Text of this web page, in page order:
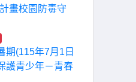
畫校園防毒守
期(115年7月1日
護青少年－青春